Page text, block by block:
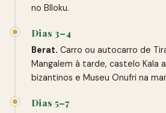
no Blloku.
Dias 3–4
Berat. Carro ou autocarro de
Mangalem à tarde, castelo Kala
bizantinos e Museu Onufri na
Dias 5–7